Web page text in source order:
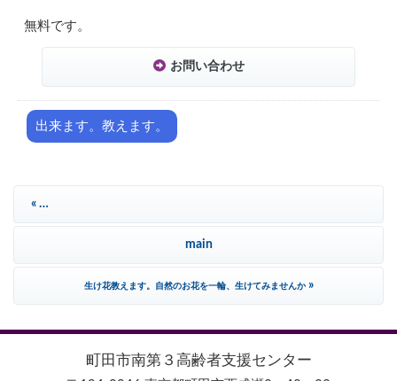
無料です。
お問い合わせ
出来ます。教えます。
«
古傘・ネクタイからバッグ、古着＆牛乳パックで椅子、セーターから靴下等を作ります
main
生け花教えます。自然のお花を一輪、生けてみませんか»
町田市南第３高齢者支援センター